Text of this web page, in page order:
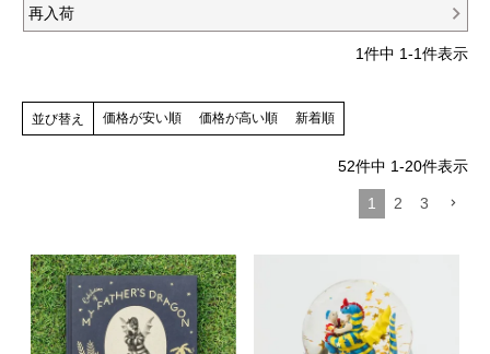
再入荷
1件中 1-1件表示
並び替え 価格が安い順 価格が高い順 新着順
52件中 1-20件表示
1 2 3